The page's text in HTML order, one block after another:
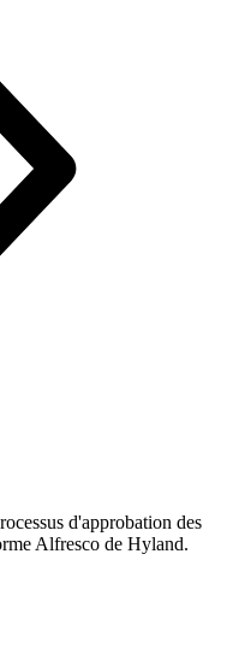
d'approbation des
Alfresco de Hyland.